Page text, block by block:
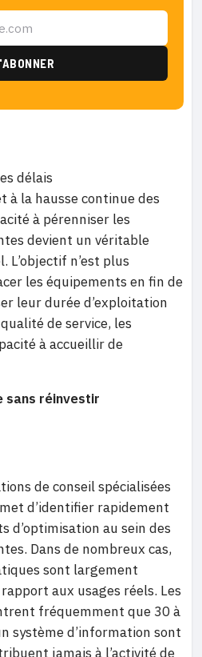
délais
à la hausse continue des
à pérenniser les
devient un véritable
L’objectif n’est plus
les équipements en fin de
leur durée d’exploitation
de service, les
à accueillir de
sans réinvestir
de conseil spécialisées
d’identifier rapidement
d’optimisation au sein des
Dans de nombreux cas,
sont largement
aux usages réels. Les
fréquemment que 30 à
système d’information sont
jamais à l’activité de